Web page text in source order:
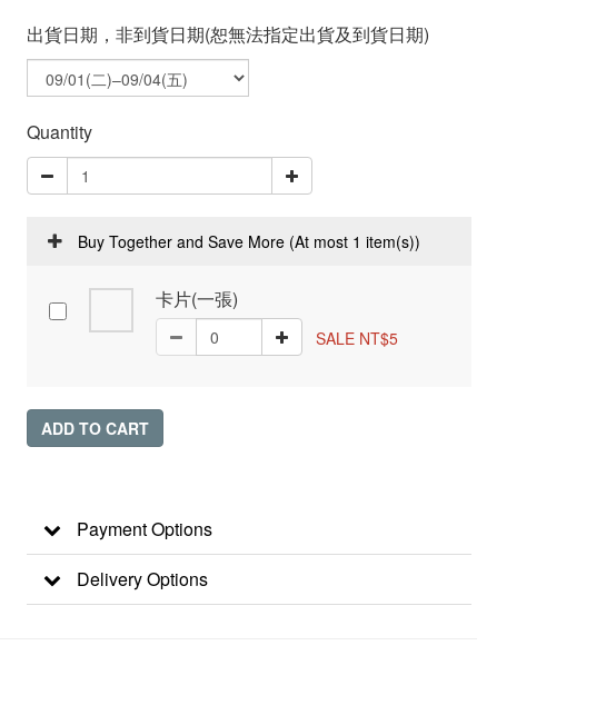
出貨日期，非到貨日期(恕無法指定出貨及到貨日期)
Quantity
Buy Together and Save More (At most 1 item(s))
卡片(一張)
SALE NT$5
ADD TO CART
Payment Options
Delivery Options